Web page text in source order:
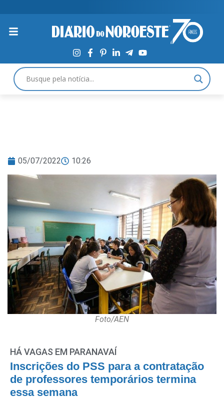
05/07/2022 10:26
Foto/AEN
HÁ VAGAS EM PARANAVAÍ
Inscrições do PSS para a contratação
de professores temporários termina
essa semana